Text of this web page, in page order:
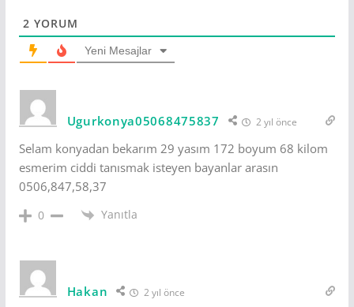
2 YORUM
Yeni Mesajlar
Ugurkonya05068475837 2 yıl önce
Selam konyadan bekarım 29 yasım 172 boyum 68 kilom
esmerim ciddi tanısmak isteyen bayanlar arasın
0506,847,58,37
0 Yanıtla
Hakan 2 yıl önce